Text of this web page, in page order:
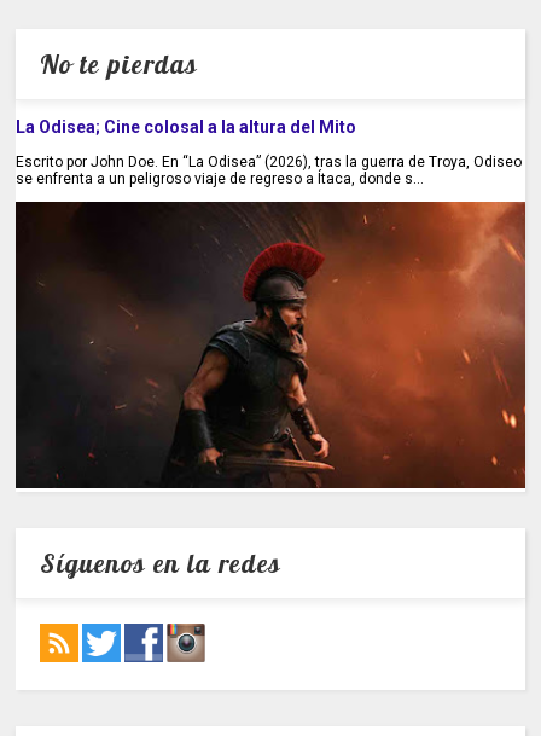
No te pierdas
La Odisea; Cine colosal a la altura del Mito
Escrito por John Doe. En “La Odisea” (2026), tras la guerra de Troya, Odiseo
se enfrenta a un peligroso viaje de regreso a Ítaca, donde s...
Síguenos en la redes